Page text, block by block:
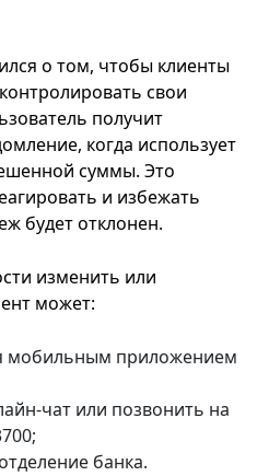
о том, чтобы клиенты
свои
получит
когда использует
суммы. Это
и избежать
будет отклонен.
изменить или
может:
мобильным приложением
чат или позвонить на
банка.